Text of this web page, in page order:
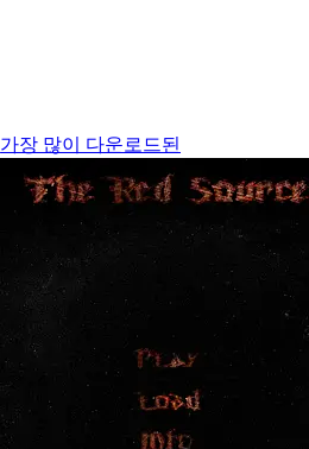
가장 많이 다운로드된